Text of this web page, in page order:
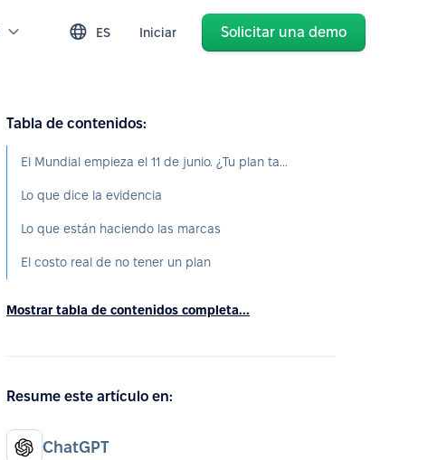
ES Iniciar Solicitar una demo
Tabla de contenidos:
El Mundial empieza el 11 de junio. ¿Tu plan también?
Lo que dice la evidencia
Lo que están haciendo las marcas
El costo real de no tener un plan
Mostrar tabla de contenidos completa...
Resume este artículo en:
ChatGPT